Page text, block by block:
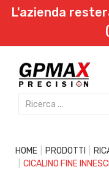
L'azienda
HOME PRODOTTI
CICALINO FINE